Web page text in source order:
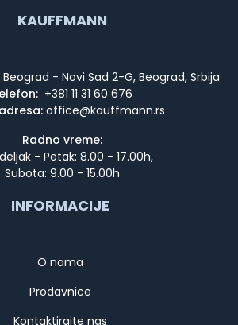
KAUFFMANN
- Novi Sad 2-G, Beograd, Srbija
+381 11 31 60 676
Radno vreme:
- Petak: 8.00 - 17.00h,
Subota: 9.00 - 15.00h
INFORMACIJE
O nama
Prodavnice
Kontaktirajte nas